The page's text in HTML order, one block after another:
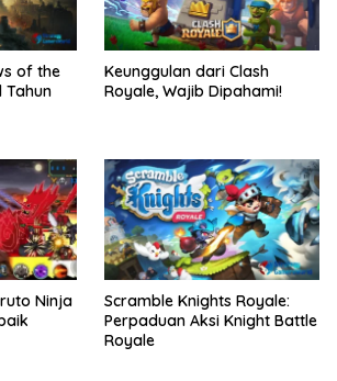
of the
Tahun
Keunggulan dari Clash
Royale, Wajib Dipahami!
Ninja
Scramble Knights Royale:
Perpaduan Aksi Knight Battle
Royale